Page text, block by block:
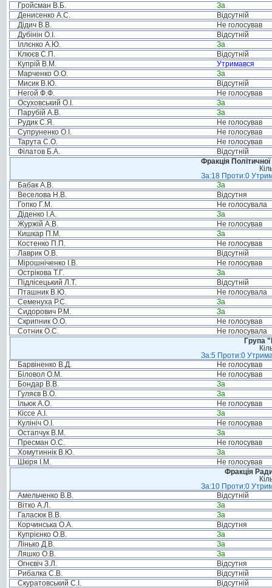
Гройсман В.Б.
За
Денисенко А.С.
Відсутній
Дідич В.В.
Не голосував
Дубінін О.І.
Відсутній
Іллєнко А.Ю.
За
Клюєв С.П.
Відсутній
Купрій В.М.
Утримався
Марченко О.О.
За
Мисик В.Ю.
Відсутній
Негой Ф.Ф.
Не голосував
Осуховський О.І.
За
Парубій А.В.
За
Рудик С.Я.
Не голосував
Супруненко О.І.
Не голосував
Тарута С.О.
Не голосував
Філатов Б.А.
Відсутній
Фракція
За:18 Проти:0
Бабак А.В.
За
Веселова Н.В.
Відсутня
Гопко Г.М.
Не голосувала
Діденко І.А.
За
Журжій А.В.
Не голосував
Кишкар П.М.
За
Костенко П.П.
Не голосував
Лаврик О.В.
Відсутній
Мірошніченко І.В.
Не голосував
Острікова Т.Г.
За
Підлісецький Л.Т.
Відсутній
Пташник В.Ю.
Не голосувала
Семенуха Р.С.
За
Сидорович Р.М.
За
Скрипник О.О.
Не голосував
Сотник О.С.
Не голосувала
Група
За:5 Проти:0
Барвіненко В.Д.
Не голосував
Біловол О.М.
Не голосував
Бондар В.В.
За
Гуляєв В.О.
За
Ільюк А.О.
Не голосував
Кіссе А.І.
За
Кулініч О.І.
Не голосував
Остапчук В.М.
За
Пресман О.С.
Не голосував
Хомутиннік В.Ю.
За
Шкіря І.М.
Не голосував
Фракція
За:10 Проти:0
Амельченко В.В.
Відсутній
Вітко А.Л.
За
Галасюк В.В.
За
Корчинська О.А.
Відсутня
Купрієнко О.В.
За
Лінько Д.В.
За
Ляшко О.В.
За
Огнєвіч З.Л.
Відсутня
Рибалка С.В.
Відсутній
Скуратовський С.І.
Відсутній